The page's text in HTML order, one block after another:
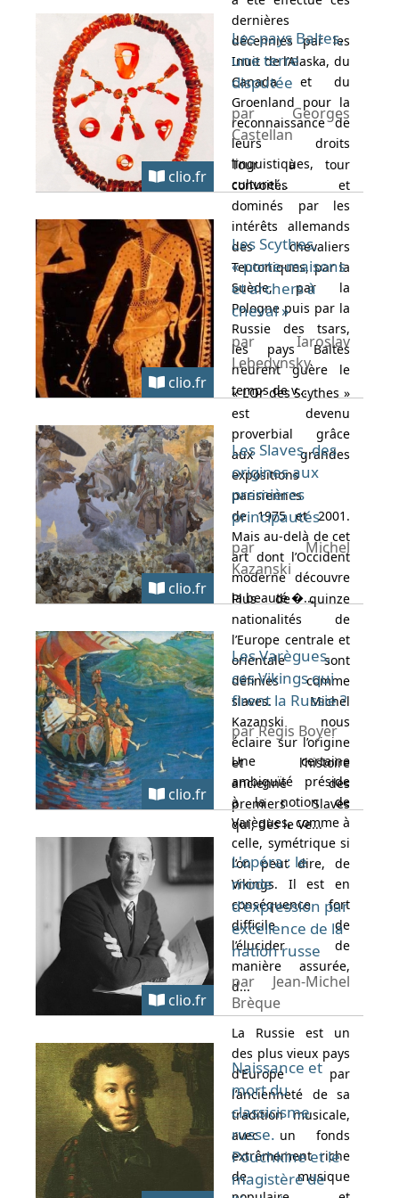
dernières
décennies par les
Inuit de l’Alaska, du
Canada et du
Groenland pour la
reconnaissance de
leurs droits
linguistiques,
culturel...
clio.fr
Les pays Baltes,
une terre
disputée
par Georges
Castellan
Tour à tour
convoités et
dominés par les
intérêts allemands
des chevaliers
Teutoniques, par la
Suède, par la
Pologne puis par la
Russie des tsars,
les pays Baltes
n’eurent guère le
temps de v...
clio.fr
Les Scythes,
« porte-maisons
et archers à
cheval »
par Iaroslav
Lebedynsky
« L’Or des Scythes »
est devenu
proverbial grâce
aux grandes
expositions
parisiennes
de 1975 et 2001.
Mais au-delà de cet
art dont l’Occident
moderne découvre
la beauté �...
clio.fr
Les Slaves, des
origines aux
premières
principautés
par Michel
Kazanski
Plus de quinze
nationalités de
l’Europe centrale et
orientale sont
définies comme
slaves. Michel
Kazanski nous
éclaire sur l’origine
et l’histoire
ancienne des
premiers Slaves
qui, dès le Ve...
clio.fr
Les Varègues,
ces Vikings qui
firent la Russie ?
par Régis Boyer
Une certaine
ambiguïté préside
à la notion de
Varègues, comme à
celle, symétrique si
l’on peut dire, de
Vikings. Il est en
conséquence fort
difficile de
l’élucider de
manière assurée,
d...
clio.fr
L'opéra : le
mode
d'expression par
excellence de la
nation russe
par Jean-Michel
Brèque
La Russie est un
des plus vieux pays
d’Europe par
l’ancienneté de sa
tradition musicale,
avec un fonds
extrêmement riche
de musique
Naissance et
mort du
classicisme
russe.
Pouchkine et le
magistère de